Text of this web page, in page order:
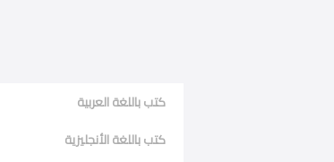
كتب باللغة العربية
كتب باللغة الأنجليزية